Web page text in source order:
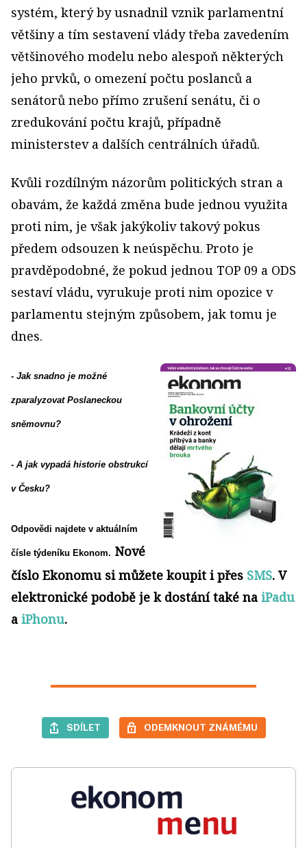
systém, který by usnadnil vznik parlamentní
většiny a tím sestavení vlády třeba zavedením
většinového modelu nebo alespoň některých
jeho prvků, o omezení počtu poslanců a
senátorů nebo přímo zrušení senátu, či o
zredukování počtu krajů, případně
ministerstev a dalších centrálních úřadů.
Kvůli rozdílným názorům politických stran a
obavám, že každá změna bude jednou využita
proti nim, je však jakýkoliv takový pokus
předem odsouzen k neúspěchu. Proto je
pravděpodobné, že pokud jednou TOP 09 a ODS
sestaví vládu, vyrukuje proti nim opozice v
parlamentu stejným způsobem, jak tomu je
dnes.
- Jak snadno je možné
zparalyzovat Poslaneckou
sněmovnu?
- A jak vypadá historie obstrukcí
v Česku?
Odpovědi najdete v aktuálním
čísle týdeníku Ekonom. Nové
číslo Ekonomu si můžete koupit i přes SMS. V
elektronické podobě je k dostání také na iPadu
a iPhonu.
SDÍLET ODEMKNOUT ZNÁMÉMU